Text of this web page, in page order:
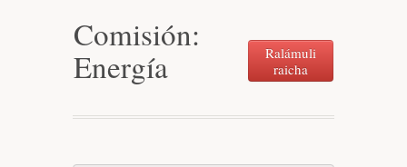
Mesa Directiva y Diputación Permanente
Comisión:
Energía
Ralámuli
raicha